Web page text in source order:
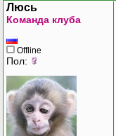
Люсь
Команда клуба
Offline
Пол: